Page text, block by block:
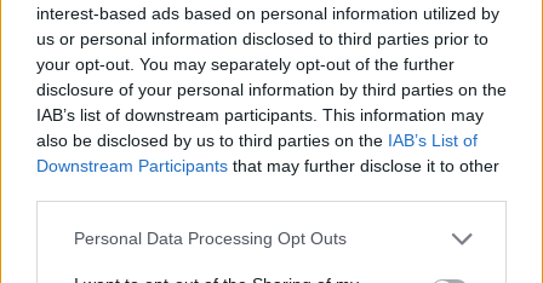
interest-based ads based on personal information utilized by
us or personal information disclosed to third parties prior to
your opt-out. You may separately opt-out of the further
disclosure of your personal information by third parties on the
IAB’s list of downstream participants. This information may
also be disclosed by us to third parties on the IAB’s List of
Downstream Participants that may further disclose it to other
Personal Data Processing Opt Outs
Ενδιαφέρουσα προσθήκη στο πρόγραμμα αποτελεί η
ενότητα «Culture Powering Crete’s Development», με
την υπουργό Πολιτισμού Λίνα Μενδώνη. Η ένταξη του
πολιτισμού στην ατζέντα μιας εκδήλωσης που εστιάζει
σε υποδομές και επενδύσεις σηματοδοτεί την
αναγνώριση της πολιτισμικής κληρονομιάς ως
αναπτυξιακού πόρου. Στο προτελευταίο πάνελ